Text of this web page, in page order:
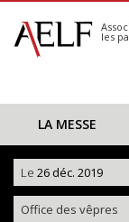
S'abonner
Calendrier
les
LA MESSE
Le 26 déc. 2019
Office des vêpres